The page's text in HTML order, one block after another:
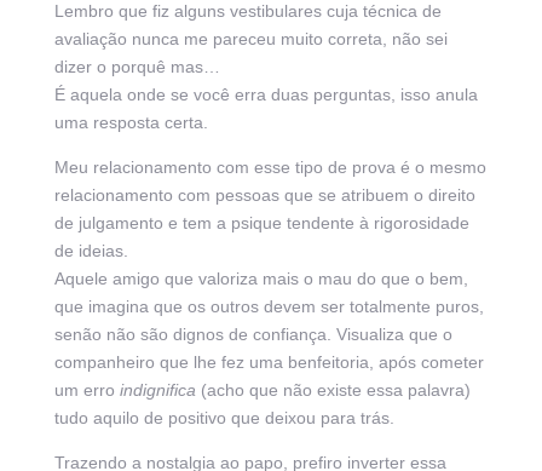
Lembro que fiz alguns vestibulares cuja técnica de
avaliação nunca me pareceu muito correta, não sei
dizer o porquê mas…
É aquela onde se você erra duas perguntas, isso anula
uma resposta certa.
Meu relacionamento com esse tipo de prova é o mesmo
relacionamento com pessoas que se atribuem o direito
de julgamento e tem a psique tendente à rigorosidade
de ideias.
Aquele amigo que valoriza mais o mau do que o bem,
que imagina que os outros devem ser totalmente puros,
senão não são dignos de confiança. Visualiza que o
companheiro que lhe fez uma benfeitoria, após cometer
um erro indignifica (acho que não existe essa palavra)
tudo aquilo de positivo que deixou para trás.
Trazendo a nostalgia ao papo, prefiro inverter essa